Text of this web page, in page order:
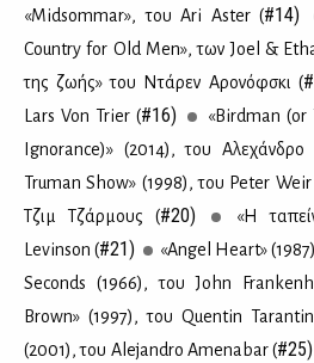
«Midsommar», του Ari Aster (#14)
Country for Old Men», των Joel &
της ζω­ής» του Ντά­ρεν Αρο­νόφ­σκι (
Lars Von Trier (#16)
«Birdman
Ignorance)» (2014), του Αλε­χάν­δρο
Truman Show» (1998), του Peter Weir
Τζιμ Τζάρ­μους (#20)
«Η
Levinson (#21) «Angel Heart»
Seconds (1966), του John
Brown» (1997), του Quentin
(2001), του Alejandro Amenabar (#25)